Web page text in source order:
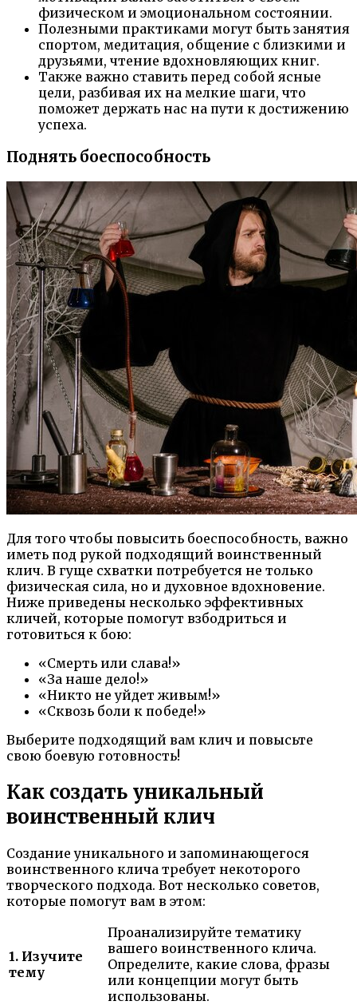
физическом и эмоциональном состоянии.
Полезными практиками могут быть занятия
спортом, медитация, общение с близкими и
друзьями, чтение вдохновляющих книг.
Также важно ставить перед собой ясные
цели, разбивая их на мелкие шаги, что
поможет держать нас на пути к достижению
успеха.
Поднять боеспособность
Для того чтобы повысить боеспособность, важно
иметь под рукой подходящий воинственный
клич. В гуще схватки потребуется не только
физическая сила, но и духовное вдохновение.
Ниже приведены несколько эффективных
кличей, которые помогут взбодриться и
готовиться к бою:
«Смерть или слава!»
«За наше дело!»
«Никто не уйдет живым!»
«Сквозь боли к победе!»
Выберите подходящий вам клич и повысьте
свою боевую готовность!
Как создать уникальный
воинственный клич
Создание уникального и запоминающегося
воинственного клича требует некоторого
творческого подхода. Вот несколько советов,
которые помогут вам в этом:
1. Изучите
тему
Проанализируйте тематику
вашего воинственного клича.
Определите, какие слова, фразы
или концепции могут быть
использованы.